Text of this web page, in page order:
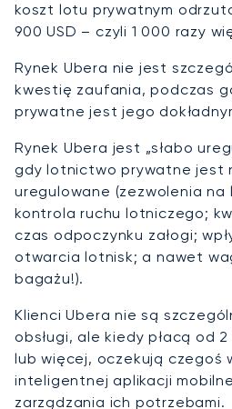
koszt lotu prywatnym
900 USD – czyli 1 000 razy
Rynek Ubera nie jest
kwestię zaufania, podczas
prywatne jest jego
Rynek Ubera jest „słabo
gdy lotnictwo prywatne jest
uregulowane (zezwolenia
kontrola ruchu lotniczego;
czas odpoczynku załogi;
otwarcia lotnisk; a nawet
bagażu!).
Klienci Ubera nie są
obsługi, ale kiedy płacą od
lub więcej, oczekują czegoś
inteligentnej aplikacji
zarządzania ich potrzebami.